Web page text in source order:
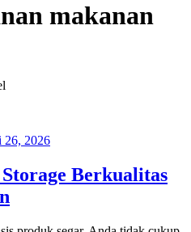
makanan
26, 2026
Berkualitas